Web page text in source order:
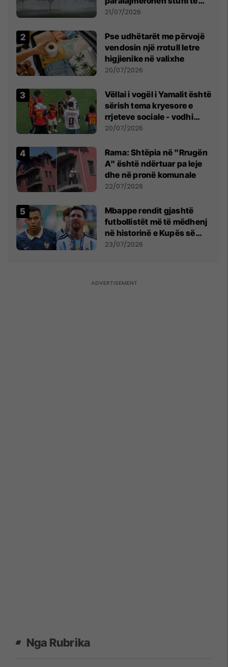
fuqishme me breshër dhe
21/07/2026
Pse udhëtarët me përvojë
vendosin një rrotull letre
higjienike në valixhe
20/07/2026
Vëllai i vogël i Yamalit është
sërish tema kryesore e
rrjeteve sociale - vodhi
vëmendjen pas finales së
20/07/2026
Rama: Shtëpia në "Rrugën
A" është ndërtuar pa leje
dhe në pronë komunale
22/07/2026
Mbappe rendit gjashtë
futbollistët më të mëdhenj
në historinë e Kupës së
Botës, Messi mbetet i dyti
23/07/2026
Nga Rubrika